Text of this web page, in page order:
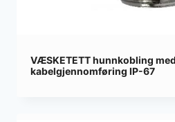
VÆSKETETT hunnkobling
kabelgjennomføring IP-67